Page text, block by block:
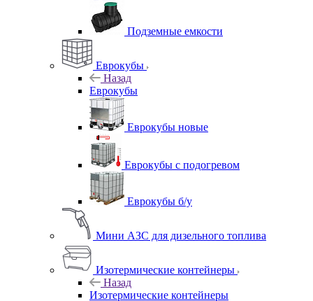
Подземные емкости
Еврокубы
Назад
Еврокубы
Еврокубы новые
Еврокубы с подогревом
Еврокубы б/у
Мини АЗС для дизельного топлива
Изотермические контейнеры
Назад
Изотермические контейнеры